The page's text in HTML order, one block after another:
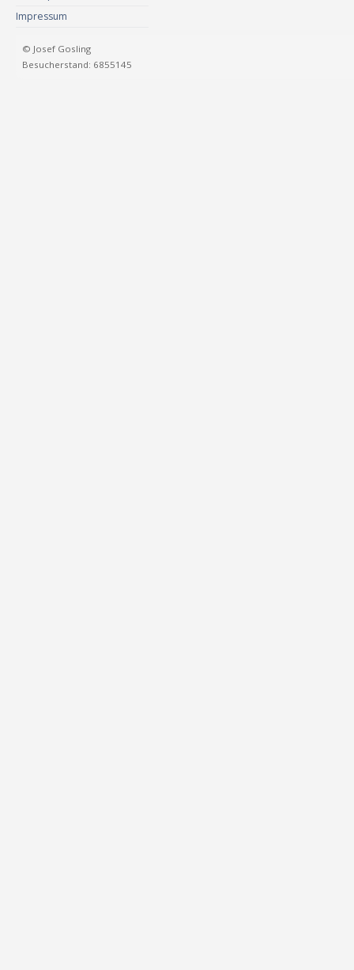
Impressum
© Josef Gosling
Besucherstand: 6855145